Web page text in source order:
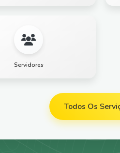
Servidores
Todos Os